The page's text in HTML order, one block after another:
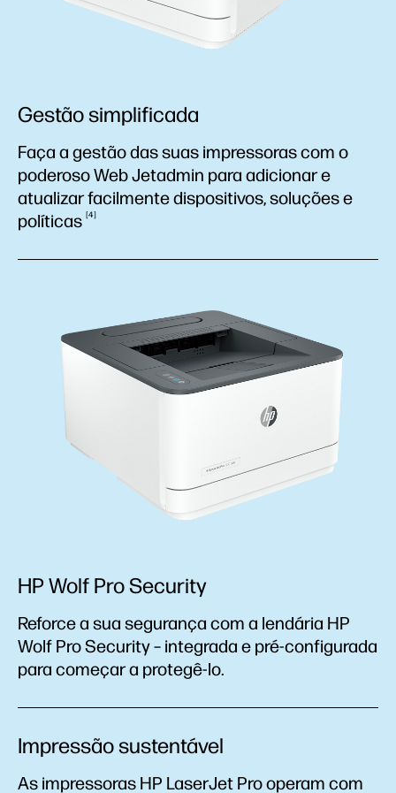
Gestão simplificada
Faça a gestão das suas impressoras com o
poderoso Web Jetadmin para adicionar e
atualizar facilmente dispositivos, soluções e
políticas
4
HP Wolf Pro Security
Reforce a sua segurança com a lendária HP
Wolf Pro Security – integrada e pré-configurada
para começar a protegê-lo.
Impressão sustentável
As impressoras HP LaserJet Pro operam com